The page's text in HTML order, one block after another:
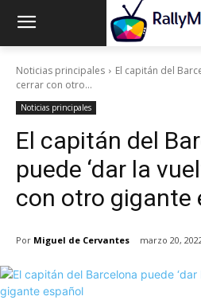
Noticias principales
El capitán del
cerrar con otro...
Noticias principales
El capitán del
puede ‘dar la
con otro gigante
Por Miguel de Cervantes marzo 20,